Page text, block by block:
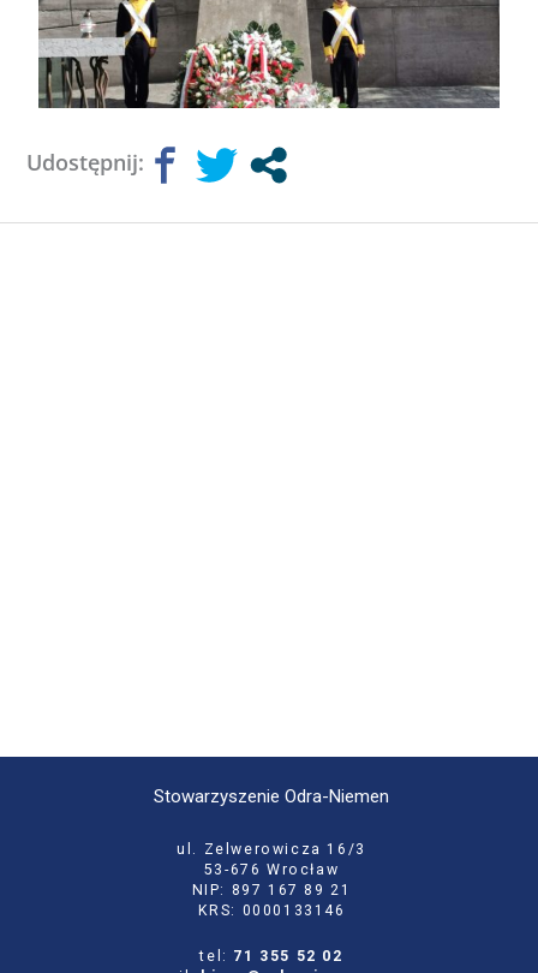
Udostępnij:
Stowarzyszenie Odra-Niemen
ul. Zelwerowicza 16/3
53-676 Wrocław
NIP: 897 167 89 21
KRS: 0000133146
tel: 71 355 52 02